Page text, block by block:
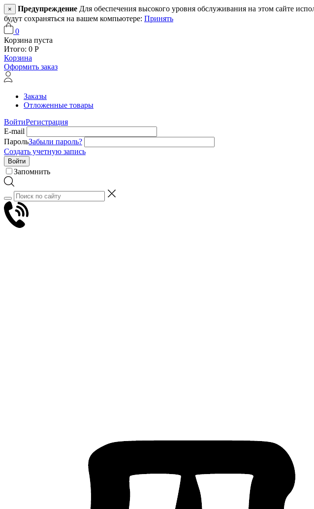
× Предупреждение Для обеспечения высокого уровня обслуживания на этом сайте
будут сохраняться на вашем компьютере: Принять
0
Корзина пуста
Итого: 0 Р
Корзина
Оформить заказ
Заказы
Отложенные товары
ВойтиРегистрация
E-mail
ПарольЗабыли пароль?
Создать учетную запись
Войти
Запомнить